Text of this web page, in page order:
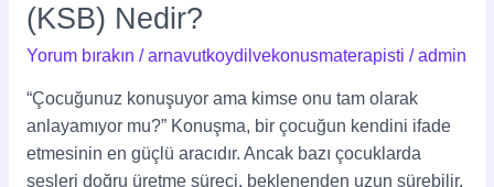
(KSB) Nedir?
Yorum bırakın /arnavutkoydilvekonusmaterapisti /admin
“Çocuğunuz konuşuyor ama kimse onu tam olarak
anlayamıyor mu?” Konuşma, bir çocuğun kendini ifade
etmesinin en güçlü aracıdır. Ancak bazı çocuklarda
sesleri doğru üretme süreci, beklenenden uzun sürebilir.